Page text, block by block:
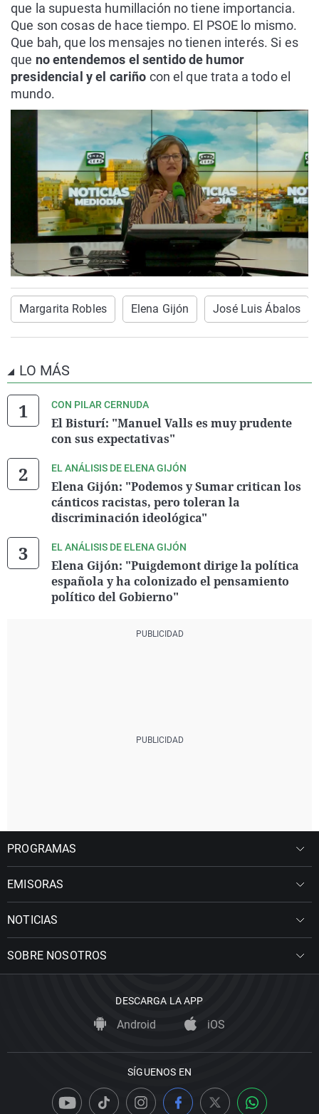
que la supuesta humillación no tiene importancia.
Que son cosas de hace tiempo. El PSOE lo mismo.
Que bah, que los mensajes no tienen interés. Si es
que no entendemos el sentido de humor
presidencial y el cariño con el que trata a todo el
mundo.
Margarita Robles Elena Gijón José Luis Ábalos
LO MÁS
CON PILAR CERNUDA
El Bisturí: "Manuel Valls es muy prudente
con sus expectativas"
EL ANÁLISIS DE ELENA GIJÓN
Elena Gijón: "Podemos y Sumar critican los
cánticos racistas, pero toleran la
discriminación ideológica"
EL ANÁLISIS DE ELENA GIJÓN
Elena Gijón: "Puigdemont dirige la política
española y ha colonizado el pensamiento
político del Gobierno"
PROGRAMAS
EMISORAS
NOTICIAS
SOBRE NOSOTROS
DESCARGA LA APP
Android iOS
SÍGUENOS EN